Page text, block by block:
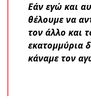
Εάν εγώ και
θέλουμε να
τον άλλο και
εκατομμύρια
κάναμε τον